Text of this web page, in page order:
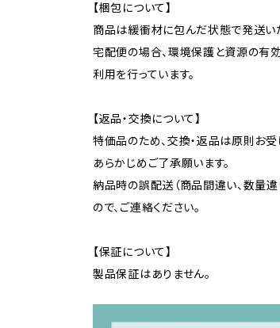
【梱包について】
商品は緩衝材に包んだ状態で発送い
宅配便の場合、環境保護と資源の有
利用を行っています。
【返品・交換について】
特価品のため、交換・返品は原則お受
あらかじめご了承願います。
納品時の誤配送（商品間違い、数量
ので、ご連絡ください。
【保証について】
製品保証はありません。